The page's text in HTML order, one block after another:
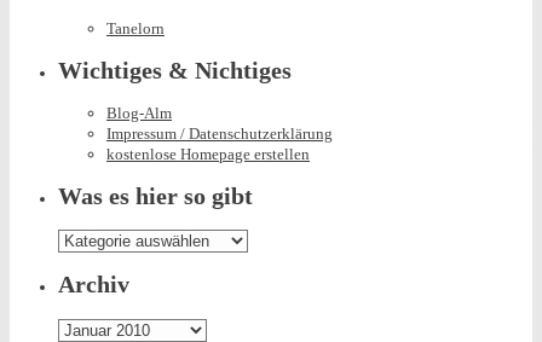
Tanelorn
Wichtiges & Nichtiges
Blog-Alm
Impressum / Datenschutzerklärung
kostenlose Homepage erstellen
Was es hier so gibt
Was
es
hier
so
gibt
Archiv
Archiv